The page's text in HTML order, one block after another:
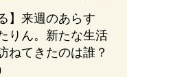
】来週のあらす
りん。新たな生活
ねてきたのは誰？